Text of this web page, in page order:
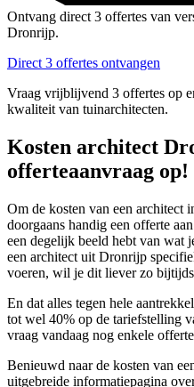
Ontvang direct 3 offertes van
Dronrijp.
Direct 3 offertes ontvangen
Vraag vrijblijvend 3 offertes op
kwaliteit van tuinarchitecten.
Kosten architect
offerteaanvraag op!
Om de kosten van een architect
doorgaans handig een offerte
een degelijk beeld hebt van wat
een architect uit Dronrijp
voeren, wil je dit liever zo
En dat alles tegen hele
tot wel 40% op de tariefstelling
vraag vandaag nog enkele
Benieuwd naar de kosten van
uitgebreide informatiepagina